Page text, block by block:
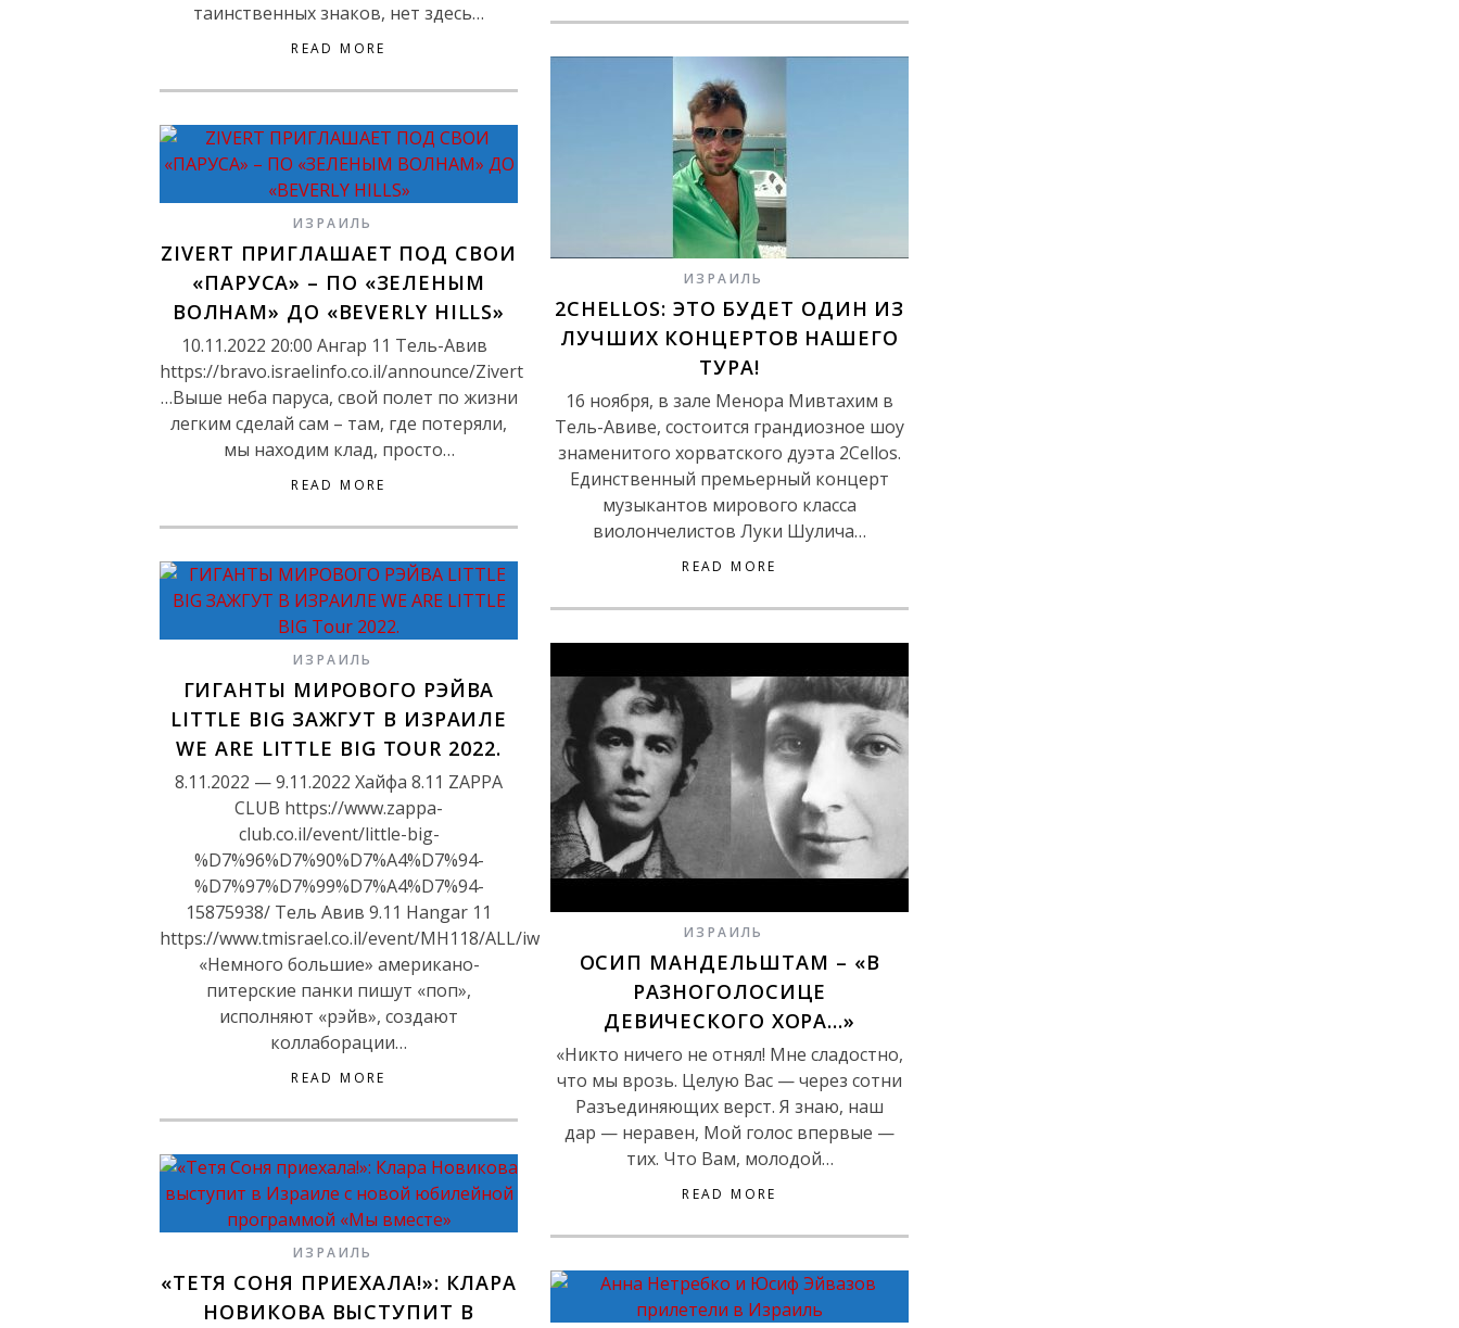
таинственных знаков, нет здесь…
READ MORE
ИЗРАИЛЬ
2CHELLOS: ЭТО БУДЕТ ОДИН ИЗ
ЛУЧШИХ КОНЦЕРТОВ НАШЕГО
ТУРА!
16 ноября, в зале Менора Мивтахим в
Тель-Авиве, состоится грандиозное шоу
знаменитого хорватского дуэта 2Cellos.
Единственный премьерный концерт
музыкантов мирового класса
виолончелистов Луки Шулича…
READ MORE
ИЗРАИЛЬ
ZIVERT ПРИГЛАШАЕТ ПОД СВОИ
«ПАРУСА» – ПО «ЗЕЛЕНЫМ
ВОЛНАМ» ДО «BEVERLY HILLS»
10.11.2022 20:00 Ангар 11 Тель-Авив
https://bravo.israelinfo.co.il/announce/Zivert
…Выше неба паруса, свой полет по жизни
легким сделай сам – там, где потеряли,
мы находим клад, просто…
READ MORE
ИЗРАИЛЬ
ГИГАНТЫ МИРОВОГО РЭЙВА
LITTLE BIG ЗАЖГУТ В ИЗРАИЛЕ
WE ARE LITTLE BIG TOUR 2022.
8.11.2022 — 9.11.2022 Хайфа 8.11 ZAPPA
CLUB https://www.zappa-
club.co.il/event/little-big-
%D7%96%D7%90%D7%A4%D7%94-
%D7%97%D7%99%D7%A4%D7%94-
15875938/ Тель Авив 9.11 Hangar 11
https://www.tmisrael.co.il/event/MH118/ALL/iw
«Немного большие» американо-
питерские панки пишут «поп»,
исполняют «рэйв», создают
коллаборации…
READ MORE
ИЗРАИЛЬ
ОСИП МАНДЕЛЬШТАМ – «В
РАЗНОГОЛОСИЦЕ
ДЕВИЧЕСКОГО ХОРА…»
«Никто ничего не отнял! Мне сладостно,
что мы врозь. Целую Вас — через сотни
Разъединяющих верст. Я знаю, наш
дар — неравен, Мой голос впервые —
тих. Что Вам, молодой…
READ MORE
ИЗРАИЛЬ
«ТЕТЯ СОНЯ ПРИЕХАЛА!»: КЛАРА
НОВИКОВА ВЫСТУПИТ В